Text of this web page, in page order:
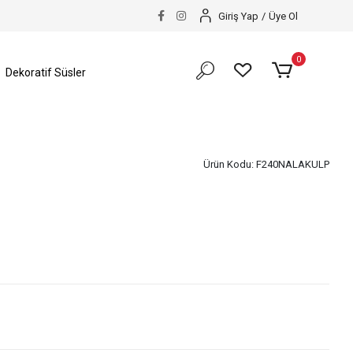
Giriş Yap / Üye Ol
Dekoratif Süsler
0
Ürün Kodu: F240NALAKULP